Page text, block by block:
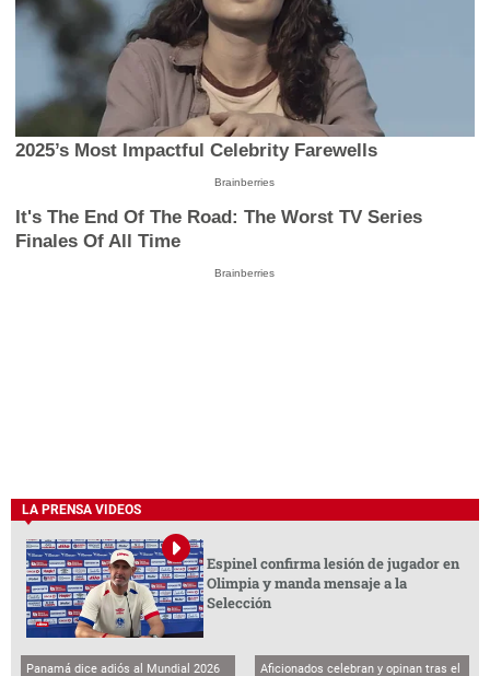
2025’s Most Impactful Celebrity Farewells
Brainberries
It's The End Of The Road: The Worst TV Series
Finales Of All Time
Brainberries
LA PRENSA VIDEOS
Espinel confirma lesión de jugador en
Olimpia y manda mensaje a la
Selección
Panamá dice adiós al Mundial 2026
Aficionados celebran y opinan tras el